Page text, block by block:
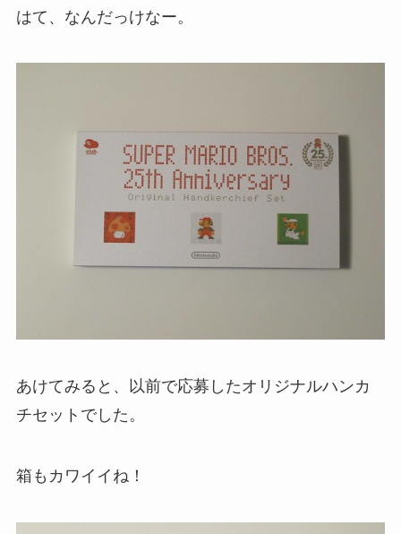
はて、なんだっけなー。
あけてみると、以前で応募したオリジナルハンカ
チセットでした。
箱もカワイイね！